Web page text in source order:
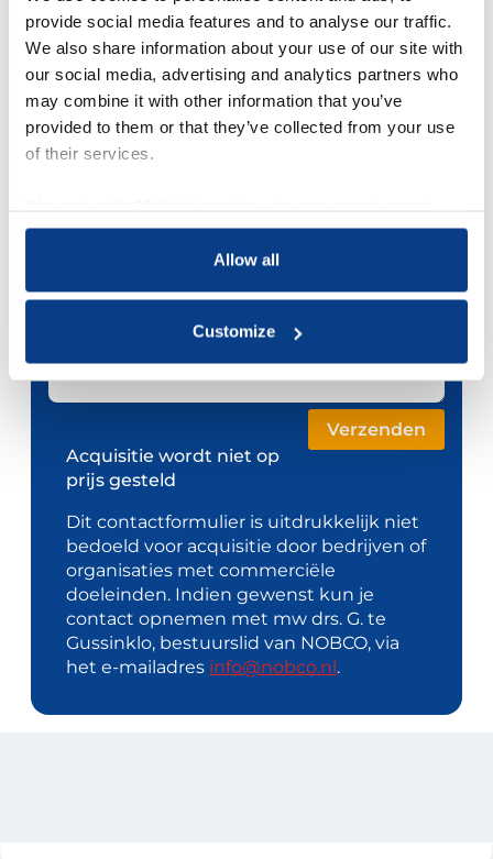
provide social media features and to analyse our traffic.
We also share information about your use of our site with
our social media, advertising and analytics partners who
may combine it with other information that you’ve
provided to them or that they’ve collected from your use
of their services.
process your information.
Allow all
Customize
Je e-mailadres *
Telefoonnummer
Je bericht *
Acquisitie wordt niet op
prijs gesteld
Dit contactformulier is uitdrukkelijk niet
bedoeld voor acquisitie door bedrijven of
organisaties met commerciële
doeleinden. Indien gewenst kun je
contact opnemen met mw drs. G. te
Gussinklo, bestuurslid van NOBCO, via
het e-mailadres info@nobco.nl .